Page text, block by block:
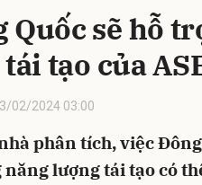
sẽ hỗ
tạo của
02/2024 03:00
phân tích, việc
lượng tái tạo có